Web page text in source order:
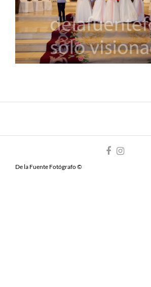
De la Fuente Fotógrafo ©